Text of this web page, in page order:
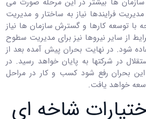
فرایندها نیاز به ساختار و مدیریت
با توسعه کارها و گسترش سازمان ها نیاز
از سایر نیروها نیز برای مدیریت سطوح
شود. در نهایت بحران پیش آمده بعد از
در شرکتها به پایان خواهد رسید. در
بحران رفع شود کسب و کار در مراحل
خواهد یافت.
شاخه ای